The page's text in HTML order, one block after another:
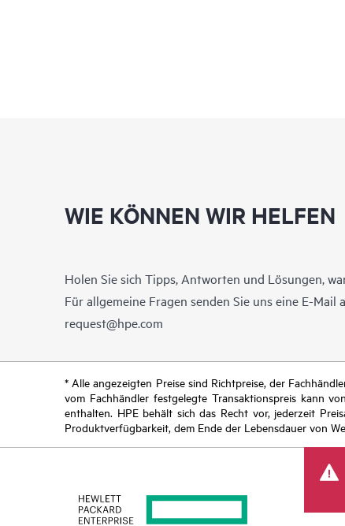
WIE KÖNNEN WIR HELFEN
Holen Sie sich Tipps, Antworten und Lösungen,
Für allgemeine Fragen senden Sie uns eine E-Mail
request@hpe.com
* Alle angezeigten Preise sind Richtpreise, der
vom Fachhändler festgelegte Transaktionspreis kann
enthalten. HPE behält sich das Recht vor, jederzeit
Produktverfügbarkeit, dem Ende der Lebensdauer von